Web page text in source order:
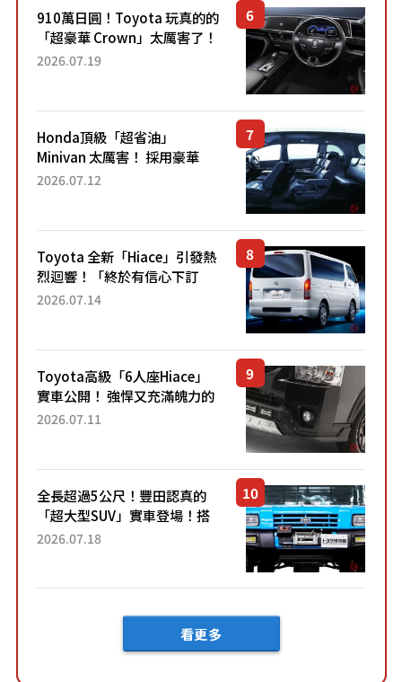
910萬日圓！Toyota 玩真的的
「超豪華 Crown」太厲害了！
採用由「匠人技藝」打造的
2026.07.19
Honda頂級「超省油」
Minivan 太厲害！ 採用豪華
「真皮座椅」與專屬「黑色內
「三...
2026.07.12
Toyota 全新「Hiace」引發熱
烈迴響！「終於有信心下訂
了！」「哪個等級交車最
車？...
2026.07.14
Toyota高級「6人座Hiace」
實車公開！ 強悍又充滿魄力的
「全黑設計」搭配特別「豪華
2026.07.11
全長超過5公尺！豐田認真的
「超大型SUV」實車登場！搭
載後輪也會轉向的「四輪轉
「Mega C...
2026.07.18
看更多